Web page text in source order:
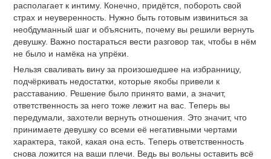
располагает к интиму. Конечно, придётся, побороть свой
страх и неуверенность. Нужно быть готовым извиниться за
необдуманный шаг и объяснить, почему вы решили вернуть
девушку. Важно постараться вести разговор так, чтобы в нём
не было и намёка на упрёки.
Нельзя сваливать вину за произошедшее на избранницу,
подчёркивать недостатки, которые якобы привели к
расставанию. Решение было принято вами, а значит,
ответственность за него тоже лежит на вас. Теперь вы
передумали, захотели вернуть отношения. Это значит, что
принимаете девушку со всеми её негативными чертами
характера, такой, какая она есть. Теперь ответственность
снова ложится на ваши плечи. Ведь вы вольны оставить всё